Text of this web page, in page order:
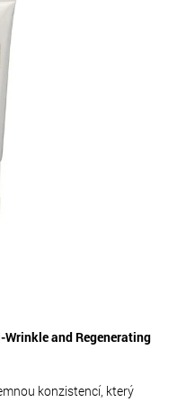
and Regenerating
konzistencí, který